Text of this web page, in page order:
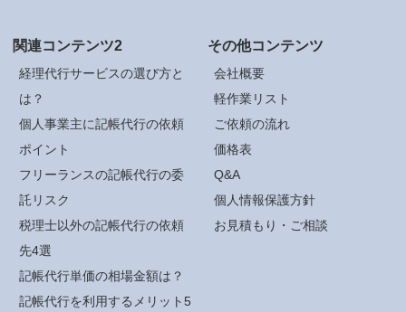
関連コンテンツ2
経理代行サービスの選び方と
は？
個人事業主に記帳代行の依頼
ポイント
フリーランスの記帳代行の委
託リスク
税理士以外の記帳代行の依頼
先4選
記帳代行単価の相場金額は？
記帳代行を利用するメリット5
その他コンテンツ
会社概要
軽作業リスト
ご依頼の流れ
価格表
Q&A
個人情報保護方針
お見積もり・ご相談